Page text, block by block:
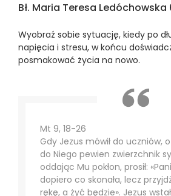
Bł. Maria Teresa Ledóchowska
Wyobraź sobie sytuację, kiedy po
napięcia i stresu, w końcu
posmakować życia na nowo.
Mt 9, 18-26
Gdy Jezus mówił do uczniów,
do Niego pewien zwierzchnik
oddając Mu pokłon, prosił:
dopiero co skonała, lecz
rękę, a żyć będzie». Jezus